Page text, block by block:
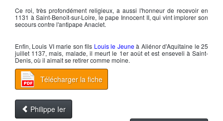
Ce roi, très profondément religieux, a aussi l'honneur de recevoir en
1131 à Saint-Benoît-sur-Loire, le pape Innocent II, qui vint implorer son
secours contre l'antipape Anaclet.
Enfin, Louis VImarie son fils Louis le Jeuneà Aliénor d'Aquitaine le 25
juillet 1137, mais, malade, il meurt le 1er août et est enseveli à Saint-
Denis, où il aimait se retirer comme moine.
Télécharger la fiche
Philippe Ier